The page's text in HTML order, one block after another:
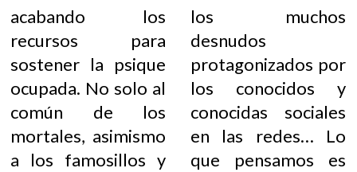
acabando los
recursos para
sostener la psique
ocupada. No solo al
común de los
mortales, asimismo
a los famosillos y
los muchos
desnudos
protagonizados por
los conocidos y
conocidas sociales
en las redes… Lo
que pensamos es